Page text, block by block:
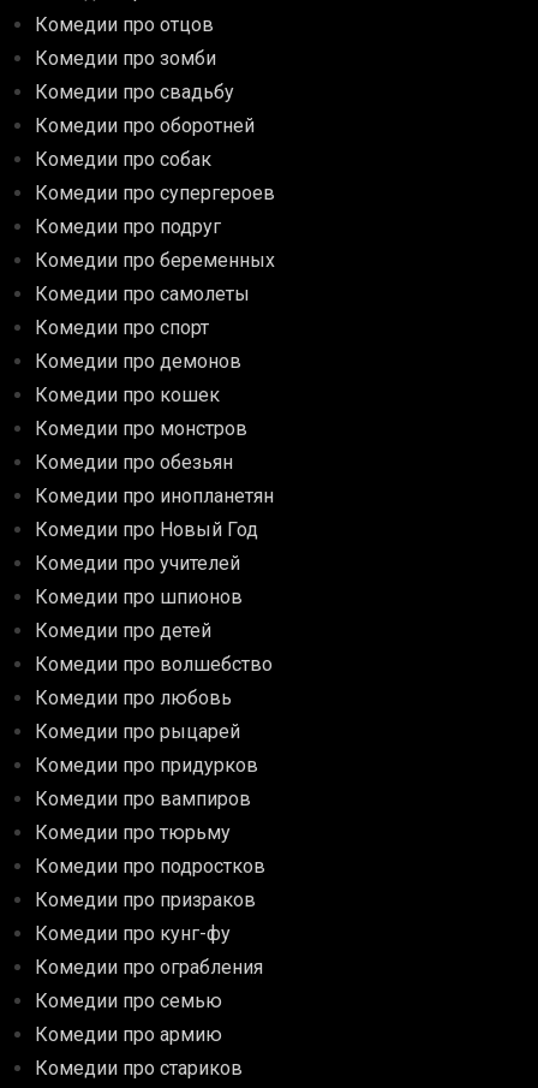
Комедии про отцов
Комедии про зомби
Комедии про свадьбу
Комедии про оборотней
Комедии про собак
Комедии про супергероев
Комедии про подруг
Комедии про беременных
Комедии про самолеты
Комедии про спорт
Комедии про демонов
Комедии про кошек
Комедии про монстров
Комедии про обезьян
Комедии про инопланетян
Комедии про Новый Год
Комедии про учителей
Комедии про шпионов
Комедии про детей
Комедии про волшебство
Комедии про любовь
Комедии про рыцарей
Комедии про придурков
Комедии про вампиров
Комедии про тюрьму
Комедии про подростков
Комедии про призраков
Комедии про кунг-фу
Комедии про ограбления
Комедии про семью
Комедии про армию
Комедии про стариков